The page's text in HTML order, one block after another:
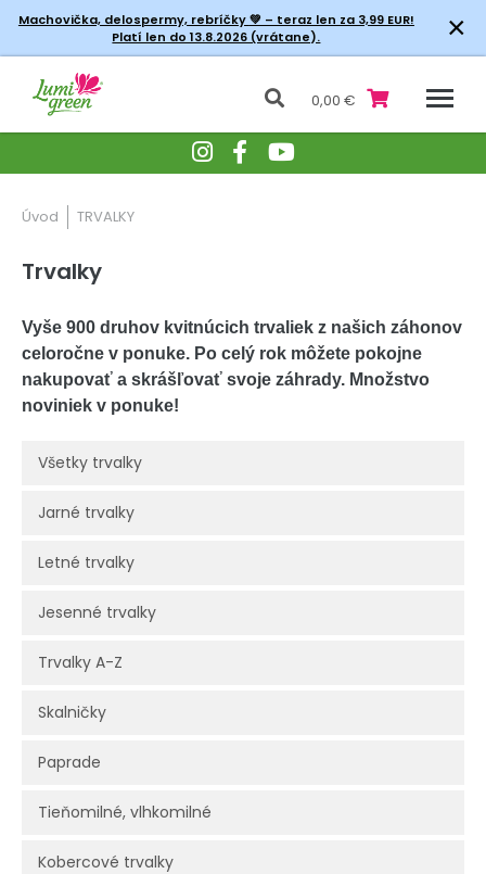
Machovička, delospermy, rebríčky💚 – teraz len za 3,99 EUR!
Platí len do 13.8.2026 (vrátane).
×
0,00 €
Úvod TRVALKY
Trvalky
Vyše 900 druhov kvitnúcich trvaliek z našich záhonov
celoročne v ponuke. Po celý rok môžete pokojne
nakupovať a skrášľovať svoje záhrady. Množstvo
noviniek v ponuke!
Všetky trvalky
Jarné trvalky
Letné trvalky
Jesenné trvalky
Trvalky A-Z
Skalničky
Paprade
Tieňomilné, vlhkomilné
Kobercové trvalky